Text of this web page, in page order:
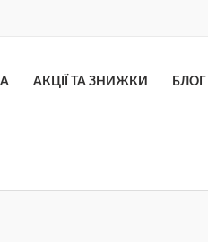
АКЦІЇ ТА ЗНИЖКИ БЛОГ